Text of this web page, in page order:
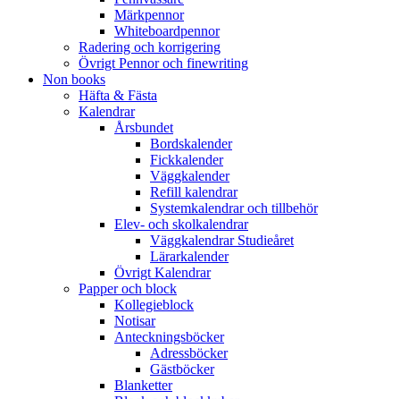
Märkpennor
Whiteboardpennor
Radering och korrigering
Övrigt Pennor och finewriting
Non books
Häfta & Fästa
Kalendrar
Årsbundet
Bordskalender
Fickkalender
Väggkalender
Refill kalendrar
Systemkalendrar och tillbehör
Elev- och skolkalendrar
Väggkalendrar Studieåret
Lärarkalender
Övrigt Kalendrar
Papper och block
Kollegieblock
Notisar
Anteckningsböcker
Adressböcker
Gästböcker
Blanketter